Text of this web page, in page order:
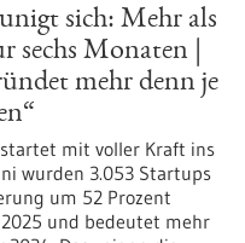
sich: Mehr als
sechs Monaten |
mehr denn je
mit voller Kraft ins
wurden 3.053 Startups
um 52 Prozent
und bedeutet mehr